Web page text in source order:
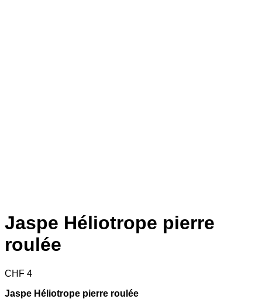
Jaspe Héliotrope pierre
roulée
CHF 4
Jaspe Héliotrope pierre roulée